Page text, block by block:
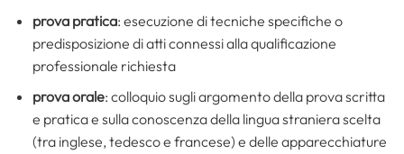
prova pratica: esecuzione di tecniche specifiche o
predisposizione di atti connessi alla qualificazione
professionale richiesta
prova orale: colloquio sugli argomento della prova scritta
e pratica e sulla conoscenza della lingua straniera scelta
(tra inglese, tedesco e francese) e delle apparecchiature